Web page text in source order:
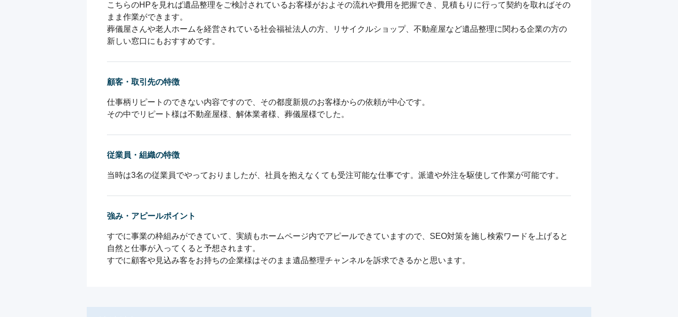
こちらのHPを見れば遺品整理をご検討されているお客様がおよその流れや費用を把握でき、見積もりに行って契約を取ればその
まま作業ができます。
葬儀屋さんや老人ホームを経営されている社会福祉法人の方、リサイクルショップ、不動産屋など遺品整理に関わる企業の方の
新しい窓口にもおすすめです。
顧客・取引先の特徴
仕事柄リピートのできない内容ですので、その都度新規のお客様からの依頼が中心です。
その中でリピート様は不動産屋様、解体業者様、葬儀屋様でした。
従業員・組織の特徴
当時は3名の従業員でやっておりましたが、社員を抱えなくても受注可能な仕事です。派遣や外注を駆使して作業が可能です。
強み・アピールポイント
すでに事業の枠組みができていて、実績もホームページ内でアピールできていますので、SEO対策を施し検索ワードを上げると
自然と仕事が入ってくると予想されます。
すでに顧客や見込み客をお持ちの企業様はそのまま遺品整理チャンネルを訴求できるかと思います。